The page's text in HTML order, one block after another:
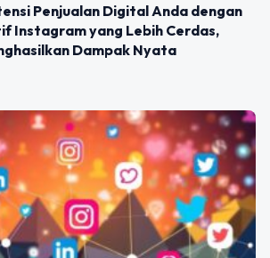
Penjualan Digital Anda dengan
Instagram yang Lebih Cerdas,
Dampak Nyata